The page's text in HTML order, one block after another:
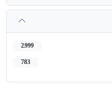
2,999
783